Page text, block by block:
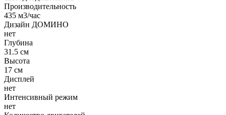
Производительность
435 м3/час
Дизайн ДОМИНО
нет
Глубина
31.5 см
Высота
17 см
Дисплей
нет
Интенсивный режим
нет